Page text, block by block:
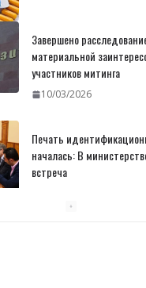
Завершено
материальной
участников митинга
10/03/2026
Печать
началась: В
встреча